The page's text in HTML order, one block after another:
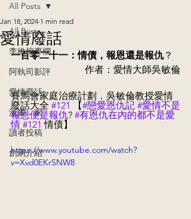
All Posts
李維榕專欄
阿執司影評
愛情廢話
漫畫．家
讀者投稿
創網介紹
All Posts
愛情廢話
Jan 18, 2024 1 min read
一百零二十一：情債，報恩還是報仇？
作者：愛情大師吳敏倫
賽馬會家庭治療計劃．吳敏倫教授愛情
廢話大全 #121 【#戀愛恩仇記 #愛情不是
報恩便是報仇? #有恩仇在內的都不是愛
情 #121 情債】
https://www.youtube.com/watch?
v=Xvd0EKrSNW8